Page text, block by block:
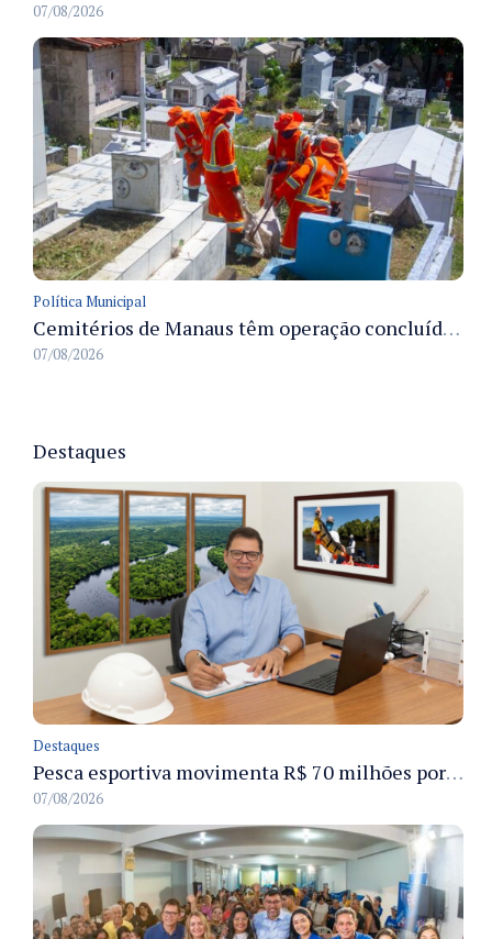
07/08/2026
Política Municipal
Cemitérios de Manaus têm operação concluída e estrutura pronta para receber famílias no Dia dos Pais
07/08/2026
Destaques
Destaques
Pesca esportiva movimenta R$ 70 milhões por ano e ganha espaço na economia sustentável do Amazonas
07/08/2026